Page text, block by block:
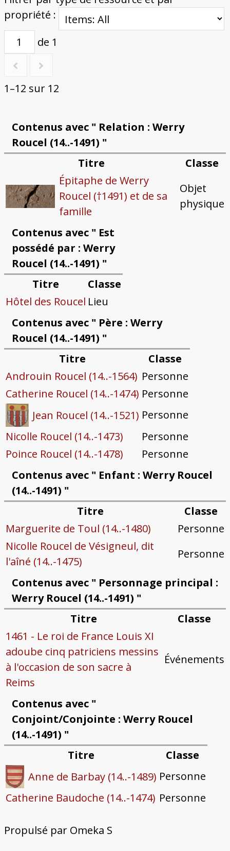
propriété :
de 1
1–12 sur 12
Contenus avec " Relation : Werry
Roucel (14..-1491) "
Titre
Classe
Épitaphe de Werry
Roucel (†1491) et de sa
famille
Objet
physique
Contenus avec " Est
possédé par : Werry
Roucel (14..-1491) "
Titre
Classe
Hôtel des Roucel Lieu
Contenus avec " Père : Werry
Roucel (14..-1491) "
Titre
Classe
Androuin Roucel (14..-1564) Personne
Catherine Roucel (14..-1474) Personne
Jean Roucel (14..-1521) Personne
Nicolle Roucel (14..-1473)
Personne
Poince Roucel (14..-1478)
Personne
Contenus avec " Enfant : Werry Roucel
(14..-1491) "
Titre
Classe
Marguerite de Toul (14..-1480)
Personne
Nicolle Roucel de Vésigneul, dit
l'aîné (14..-1475)
Personne
Contenus avec " Personnage principal :
Werry Roucel (14..-1491) "
Titre
Classe
1461 - Le roi de France Louis XI
adoube cinq patriciens messins
à l'occasion de son sacre à
Reims
Événements
Contenus avec "
Conjoint/Conjointe : Werry Roucel
(14..-1491) "
Titre
Classe
Anne de Barbay (14..-1489) Personne
Catherine Baudoche (14..-1474) Personne
Propulsé par Omeka S